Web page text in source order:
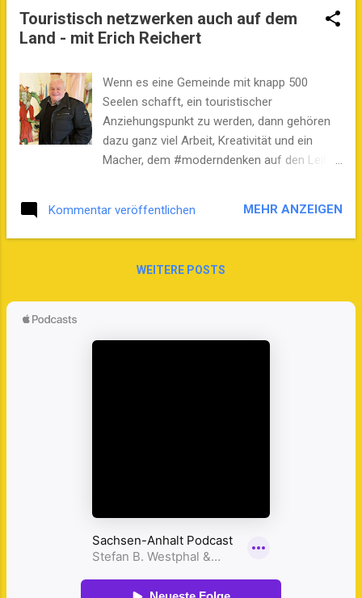
engagiert sich nebenher auch in der
Werbegemeinschaft und setzt sich für die
im Sachsen-Anhalt Podcast auch aus dem
Nähkästchen einer Buchhändlerin, spricht
über Kundenwünsche, Serviceorientierung
und wie viele der Bücher, sie tatsächlich
selbst gelesen hat. Im Foto: Buchhändlerin
Vanessa Illmer. (Foto: Torsten Waschinski)
Touristisch netzwerken auch auf dem
Land - mit Erich Reichert
Wenn es eine Gemeinde mit knapp 500
Seelen schafft, ein touristischer
Anziehungspunkt zu werden, dann gehören
dazu ganz viel Arbeit, Kreativität und ein
Macher, dem #moderndenken auf den Leib
den vergangenen 20 Jahren in ein
Freilichtmuseum für deutsche
berühmteste Sohn des Ortes Eike von
Kommentar veröffentlichen MEHR ANZEIGEN
WEITERE POSTS